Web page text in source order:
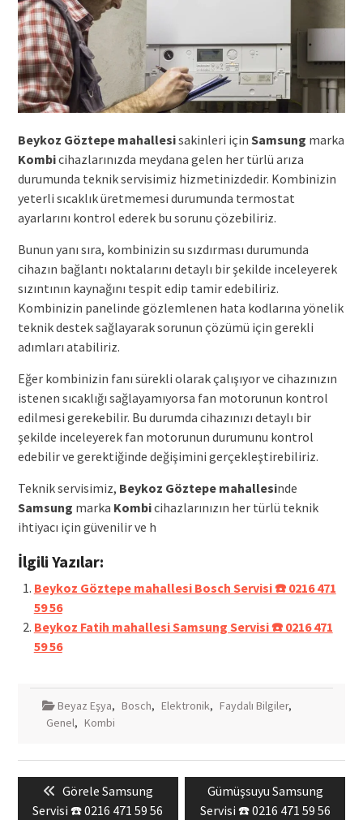
Beykoz Göztepe mahallesisakinleri için Samsung marka
Kombicihazlarınızda meydana gelen her türlü arıza
durumunda teknik servisimiz hizmetinizdedir. Kombinizin
yeterli sıcaklık üretmemesi durumunda termostat
ayarlarını kontrol ederek bu sorunu çözebiliriz.
Bunun yanı sıra, kombinizin su sızdırması durumunda
cihazın bağlantı noktalarını detaylı bir şekilde inceleyerek
sızıntının kaynağını tespit edip tamir edebiliriz.
Kombinizin panelinde gözlemlenen hata kodlarına yönelik
teknik destek sağlayarak sorunun çözümü için gerekli
adımları atabiliriz.
Eğer kombinizin fanı sürekli olarak çalışıyor ve cihazınızın
istenen sıcaklığı sağlayamıyorsa fan motorunun kontrol
edilmesi gerekebilir. Bu durumda cihazınızı detaylı bir
şekilde inceleyerek fan motorunun durumunu kontrol
edebilir ve gerektiğinde değişimini gerçekleştirebiliriz.
Teknik servisimiz, Beykoz Göztepe mahallesinde
Samsung marka Kombicihazlarınızın her türlü teknik
ihtiyacı için güvenilir ve h
İlgili Yazılar:
Beykoz Göztepe mahallesi Bosch Servisi ☎️ 0216 471
59 56
Beykoz Fatih mahallesi Samsung Servisi ☎️ 0216 471
59 56
Beyaz Eşya, Bosch, Elektronik, Faydalı Bilgiler,
Genel, Kombi
Yazı
gezinmesi
Previous
post:
Görele Samsung
Servisi ☎️ 0216 471 59 56
Next
post:
Gümüşsuyu Samsung
Servisi ☎️ 0216 471 59 56